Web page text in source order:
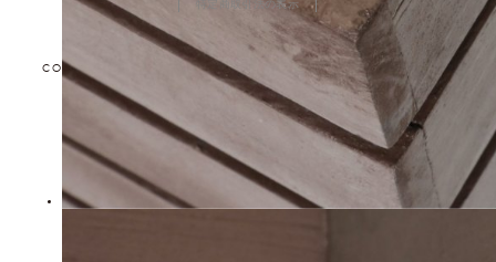
特定商取引法の表示
COPYRIGHT © TOKYO DESIGN CHANNEL All rights reserved.